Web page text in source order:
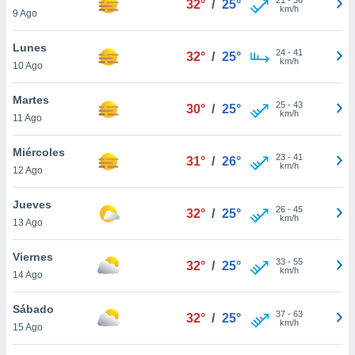
más
nuestra
y
de
disponible
cookies
aceptar
9 Ago
32° / 25°
km/h
Lunes
10 Ago
32° / 25° 24- 41
km/h
Martes
11 Ago
30° / 25° 25- 43
km/h
Miércoles
12 Ago
31° / 26° 23- 41
km/h
Jueves
13 Ago
32° / 25° 26- 45
km/h
Viernes
14 Ago
32° / 25° 33- 55
km/h
Sábado
15 Ago
32° / 25° 37- 63
km/h